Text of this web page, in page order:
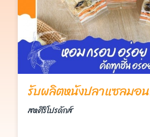
สหศิริโปรดักส์